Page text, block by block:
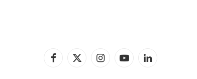
Facebook
X
InstagramYouTubeLinkedIn